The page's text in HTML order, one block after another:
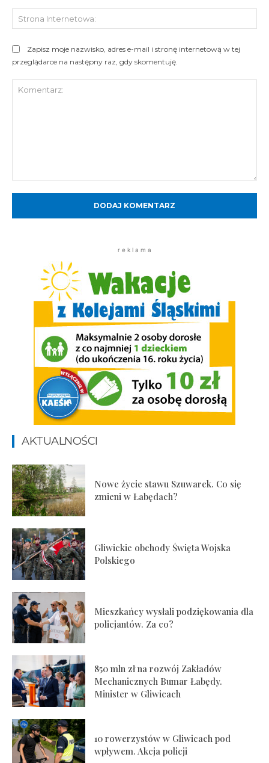
Zapisz moje nazwisko, adres e-mail i stronę internetową w tej
przeglądarce na następny raz, gdy skomentuję.
r e k l a m a
AKTUALNOŚCI
Nowe życie stawu Szuwarek. Co się
zmieni w Łabędach?
Gliwickie obchody Święta Wojska
Polskiego
Mieszkańcy wysłali podziękowania dla
policjantów. Za co?
850 mln zł na rozwój Zakładów
Mechanicznych Bumar Łabędy.
Minister w Gliwicach
10 rowerzystów w Gliwicach pod
wpływem. Akcja policji